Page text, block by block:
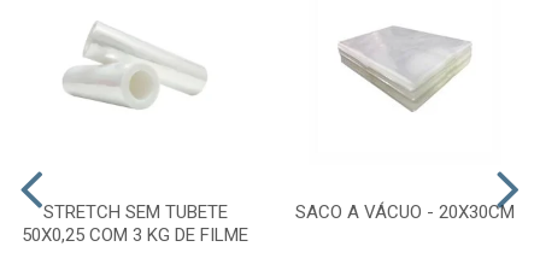
STRETCH SEM TUBETE
50X0,25 COM 3 KG DE FILME
SACO A VÁCUO - 20X30CM